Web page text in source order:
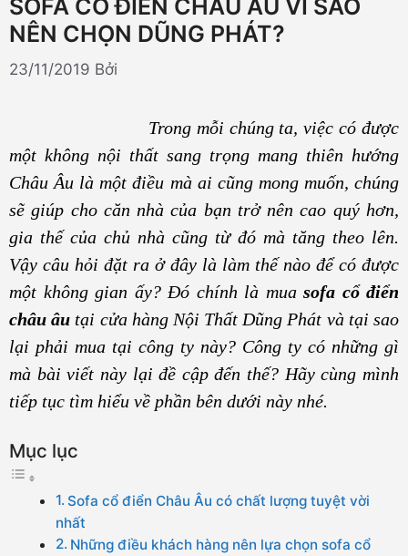
SOFA CỔ ĐIỂN CHÂU ÂU VÌ SAO
NÊN CHỌN DŨNG PHÁT?
23/11/2019 Bởi
Trong mỗi chúng ta, việc có được
một không nội thất sang trọng mang thiên hướng
Châu Âu là một điều mà ai cũng mong muốn, chúng
sẽ giúp cho căn nhà của bạn trở nên cao quý hơn,
gia thế của chủ nhà cũng từ đó mà tăng theo lên.
Vậy câu hỏi đặt ra ở đây là làm thế nào để có được
một không gian ấy? Đó chính là mua sofa cổ điển
châu âu tại cửa hàng Nội Thất Dũng Phát và tại sao
lại phải mua tại công ty này? Công ty có những gì
mà bài viết này lại đề cập đến thế? Hãy cùng mình
tiếp tục tìm hiểu về phần bên dưới này nhé.
Mục lục
Sofa cổ điển Châu Âu có chất lượng tuyệt vời
nhất
Những điều khách hàng nên lựa chọn sofa cổ